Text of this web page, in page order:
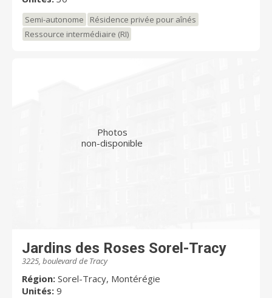
Semi-autonome
Résidence privée pour aînés
Ressource intermédiaire (RI)
Photos
non-disponible
Jardins des Roses Sorel-Tracy
3225, boulevard de Tracy
Région: Sorel-Tracy, Montérégie
Unités: 9